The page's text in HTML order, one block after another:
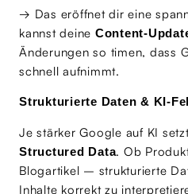
→ Das eröffnet dir eine
kannst deine Content-
Änderungen so timen, dass
schnell aufnimmt.
Strukturierte Daten & KI-
Je stärker Google auf KI
Structured Data. Ob
Blogartikel – strukturierte
Inhalte korrekt zu